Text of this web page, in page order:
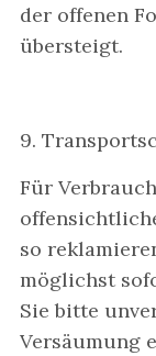
der offenen
übersteigt.
9.
Für
so
möglichst
Sie bitte
Versäumung